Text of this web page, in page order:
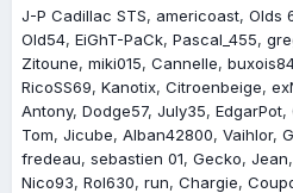
J-P Cadillac STS americoast Olds
Old54 EiGhT-PaCk Pascal_455
Zitoune miki015 Cannelle
RicoSS69 Kanotix Citroenbeige
Antony Dodge57 July35 EdgarPot
Tom Jicube Alban42800 Vaihlor
fredeau sebastien 01 Gecko Jean
Nico93 Rol630 run Chargie